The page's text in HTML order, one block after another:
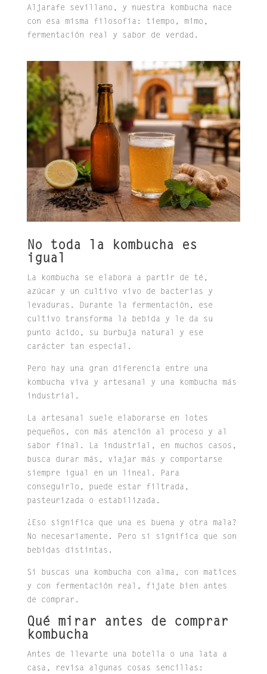
Aljarafe sevillano, y nuestra kombucha nace
con esa misma filosofía: tiempo, mimo,
fermentación real y sabor de verdad.
No toda la kombucha es
igual
La kombucha se elabora a partir de té,
azúcar y un cultivo vivo de bacterias y
levaduras. Durante la fermentación, ese
cultivo transforma la bebida y le da su
punto ácido, su burbuja natural y ese
carácter tan especial.
Pero hay una gran diferencia entre una
kombucha viva y artesanal y una kombucha más
industrial.
La artesanal suele elaborarse en lotes
pequeños, con más atención al proceso y al
sabor final. La industrial, en muchos casos,
busca durar más, viajar más y comportarse
siempre igual en un lineal. Para
conseguirlo, puede estar filtrada,
pasteurizada o estabilizada.
¿Eso significa que una es buena y otra mala?
No necesariamente. Pero sí significa que son
bebidas distintas.
Si buscas una kombucha con alma, con matices
y con fermentación real, fíjate bien antes
de comprar.
Qué mirar antes de comprar
kombucha
Antes de llevarte una botella o una lata a
casa, revisa algunas cosas sencillas: